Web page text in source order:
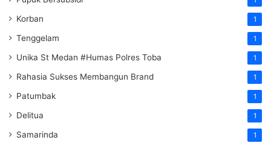
Korban 1
Tenggelam 1
Unika St Medan #Humas Polres Toba 1
Rahasia Sukses Membangun Brand 1
Patumbak 1
Delitua 1
Samarinda 1